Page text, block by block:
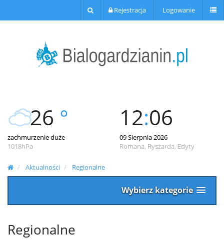
Rejestracja Logowanie
26 °
zachmurzenie duże
1018hPa
12:06
09 Sierpnia 2026
Romana, Ryszarda, Edyty
Aktualności Regionalne
Wybierz kategorie
Regionalne